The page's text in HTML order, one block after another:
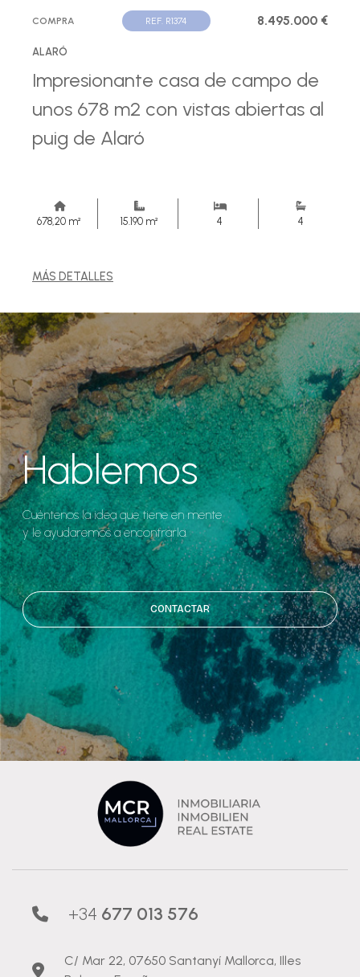
COMPRA REF. R1374 8.495.000 €
ALARÓ
Impresionante casa de campo de
unos 678 m2 con vistas abiertas al
puig de Alaró
678,20 m² 15.190 m² 4 4
MÁS DETALLES
Hablemos
Cuéntenos la idea que tiene en mente
y le ayudaremos a encontrarla.
CONTACTAR
+34 677 013 576
C/ Mar 22, 07650 Santanyí Mallorca, Illes